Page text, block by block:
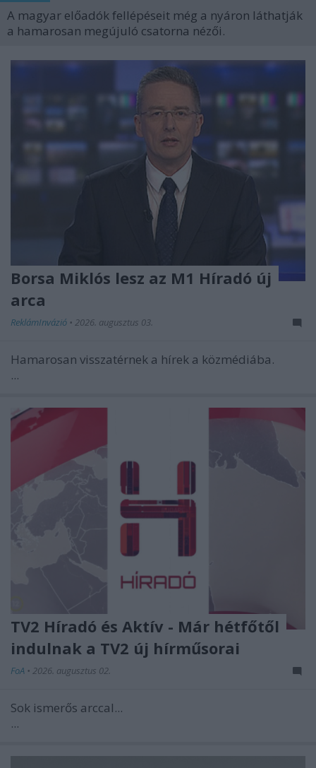
A magyar előadók fellépéseit még a nyáron láthatják
a hamarosan megújuló csatorna nézői.
Borsa Miklós lesz az M1 Híradó új
arca
ReklámInvázió • 2026. augusztus 03.
Hamarosan visszatérnek a hírek a közmédiába.
...
TV2 Híradó és Aktív - Már hétfőtől
indulnak a TV2 új hírműsorai
FoA • 2026. augusztus 02.
Sok ismerős arccal...
...